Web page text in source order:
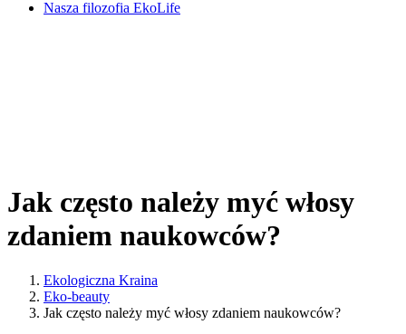
Nasza filozofia EkoLife
Jak często należy myć włosy
zdaniem naukowców?
Ekologiczna Kraina
Eko-beauty
Jak często należy myć włosy zdaniem naukowców?